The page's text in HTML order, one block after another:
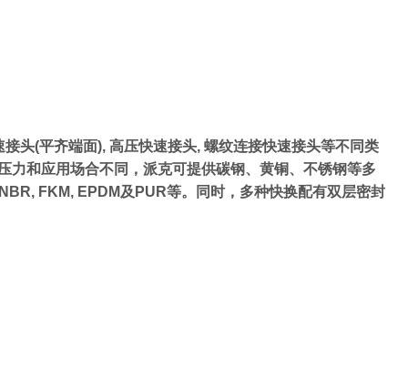
头(平齐端面), 高压快速接头, 螺纹连接快速接头等不同类
和应用场合不同，派克可提供碳钢、黄铜、不锈钢等多
FKM, EPDM及PUR等。同时，多种快换配有双层密封